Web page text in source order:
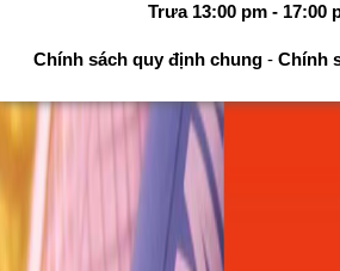
Trưa 13:00 pm - 17:00
Chính sách quy định chung - Chính